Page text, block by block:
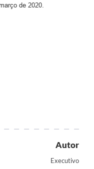
de 2020.
Autor
Executivo